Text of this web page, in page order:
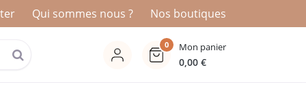
Qui sommes nous ? Nos boutiques
0 Mon panier
0,00 €